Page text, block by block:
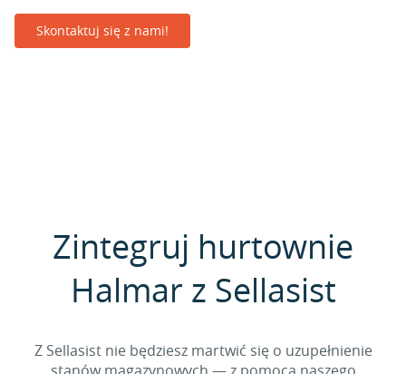
Skontaktuj się z nami!
Zintegruj hurtownie
Halmar z Sellasist
Z Sellasist nie będziesz martwić się o uzupełnienie